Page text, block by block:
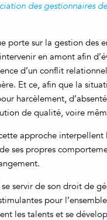
des gestionnaires
sur la gestion des
en amont afin
d’un conflit
Et ce, afin que la
harcèlement,
de qualité, voire
approche
ses propres
servir de son droit de
pour
les talents et se